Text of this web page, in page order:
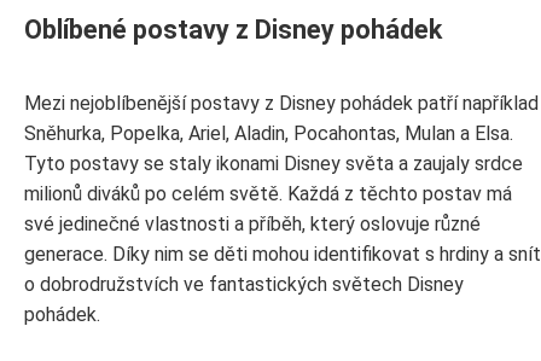
Oblíbené postavy z Disney pohádek
Mezi nejoblíbenější postavy z Disney pohádek patří například
Sněhurka, Popelka, Ariel, Aladin, Pocahontas, Mulan a Elsa.
Tyto postavy se staly ikonami Disney světa a zaujaly srdce
milionů diváků po celém světě. Každá z těchto postav má
své jedinečné vlastnosti a příběh, který oslovuje různé
generace. Díky nim se děti mohou identifikovat s hrdiny a snít
o dobrodružstvích ve fantastických světech Disney
pohádek.